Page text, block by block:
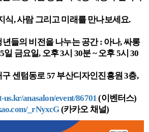
식, 사람 그리고 미래를 만나보세요.
들의 비전을 나누는 공간 : 아나, 싸롱
금요일, 오후 3시 30분 ~ 오후 5시 30
센텀동로 57 부산디자인진흥원 3층,
us.kr/anasalon/event/86701(이벤터스)
_rNyxcG(카카오 채널)